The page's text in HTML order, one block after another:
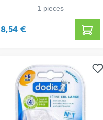
1 pieces
8,54 €